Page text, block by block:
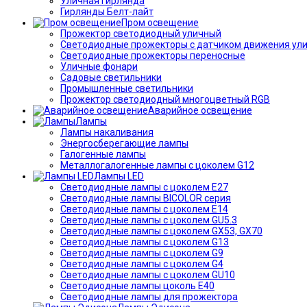
Гирлянды Белт-лайт
Пром освещение
Прожектор светодиодный уличный
Светодиодные прожекторы с датчиком движения
Светодиодные прожекторы переносные
Уличные фонари
Садовые светильники
Промышленные светильники
Прожектор светодиодный многоцветный RGB
Аварийное освещение
Лампы
Лампы накаливания
Энергосберегающие лампы
Галогенные лампы
Металлогалогенные лампы с цоколем G12
Лампы LED
Светодиодные лампы с цоколем E27
Светодиодные лампы BICOLOR серия
Светодиодные лампы с цоколем E14
Светодиодные лампы с цоколем GU5.3
Светодиодные лампы с цоколем GX53, GX70
Светодиодные лампы с цоколем G13
Светодиодные лампы с цоколем G9
Светодиодные лампы с цоколем G4
Светодиодные лампы с цоколем GU10
Светодиодные лампы цоколь Е40
Светодиодные лампы для прожектора